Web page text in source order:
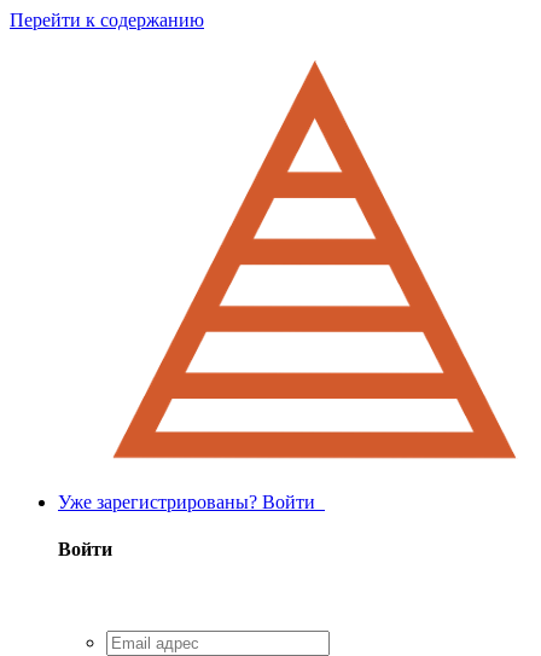
Перейти к содержанию
Уже зарегистрированы? Войти
Войти